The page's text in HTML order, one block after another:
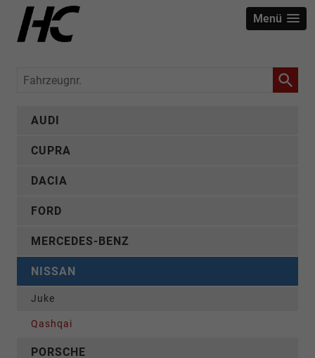
Menü
Fahrzeugnr.
AUDI
CUPRA
DACIA
FORD
MERCEDES-BENZ
NISSAN
Juke
Qashqai
PORSCHE